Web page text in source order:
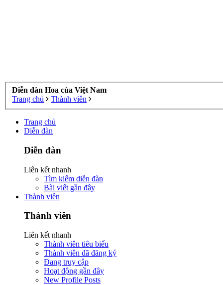
Diễn đàn Hoa của Việt Nam
Trang chủ
Thành viên
Trang chủ
Diễn đàn
Diễn đàn
Liên kết nhanh
Tìm kiếm diễn đàn
Bài viết gần đây
Thành viên
Thành viên
Liên kết nhanh
Thành viên tiêu biểu
Thành viên đã đăng ký
Đang truy cập
Hoạt động gần đây
New Profile Posts